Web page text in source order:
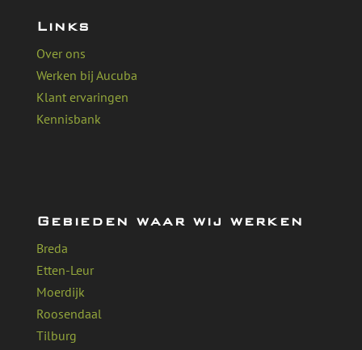
Links
Over ons
Werken bij Aucuba
Klant ervaringen
Kennisbank
Gebieden waar wij werken
Breda
Etten-Leur
Moerdijk
Roosendaal
Tilburg